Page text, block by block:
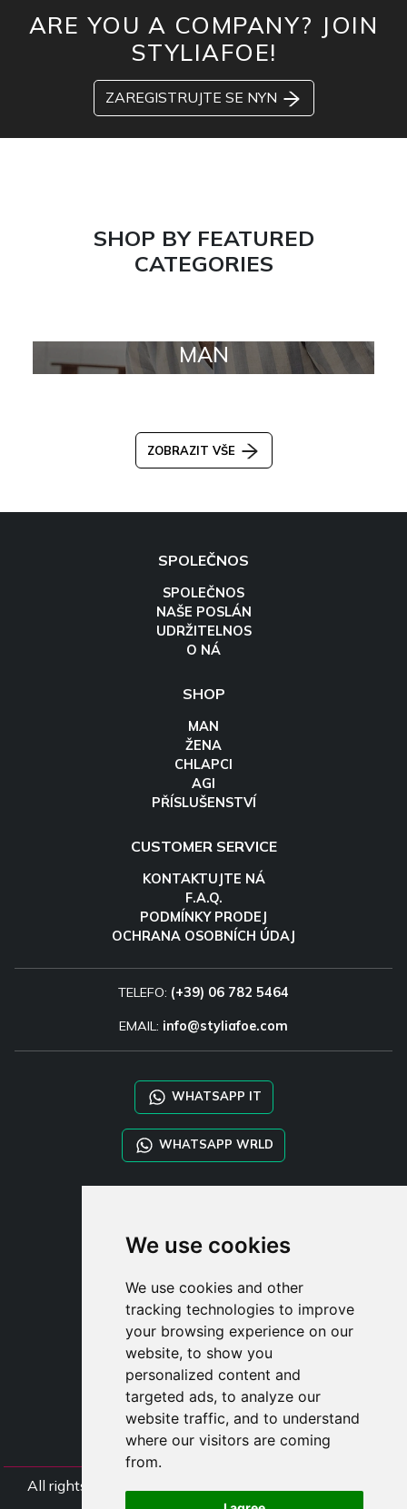
We use cookies
We use cookies and other
tracking technologies to improve
your browsing experience on our
website, to show you
personalized content and
targeted ads, to analyze our
website traffic, and to understand
where our visitors are coming
from.
ARE YOU A COMPANY? JOIN
STYLIAFOE!
ZAREGISTRUJTE SE NYN
SHOP BY FEATURED
CATEGORIES
MAN
ZOBRAZIT VŠE
SPOLEČNOS
SPOLEČNOS
NAŠE POSLÁN
UDRŽITELNOS
O NÁ
SHOP
MAN
ŽENA
CHLAPCI
AGI
PŘÍSLUŠENSTVÍ
CUSTOMER SERVICE
KONTAKTUJTE NÁ
F.A.Q.
PODMÍNKY PRODEJ
OCHRANA OSOBNÍCH ÚDAJ
TELEFO: (+39) 06 782 5464
EMAIL: info@styliafoe.com
WHATSAPP IT
WHATSAPP WRLD
TAYLOR MADE ORDERS
UŽIVATE
ZAREGISTROVA
PŘIHLÁSIT S
NÁKUPNÍ KOŠÍ
All rights Styliafoe s.r.l. © 2025 - DI IT15015641002